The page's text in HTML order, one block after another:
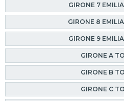
GIRONE 7
GIRONE 8
GIRONE 9
GIRONE A
GIRONE B
GIRONE C